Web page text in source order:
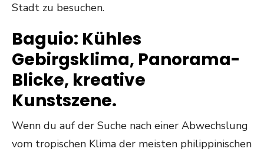
Stadt zu besuchen.
Baguio: Kühles
Gebirgsklima, Panorama-
Blicke, kreative
Kunstszene.
Wenn du auf der Suche nach einer Abwechslung
vom tropischen Klima der meisten philippinischen